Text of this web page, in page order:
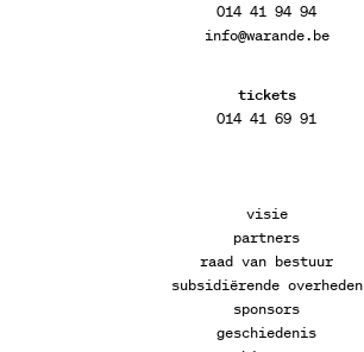
014 41 94 94
info@warande.be
tickets
014 41 69 91
visie
partners
raad van bestuur
subsidiërende overheden
sponsors
geschiedenis